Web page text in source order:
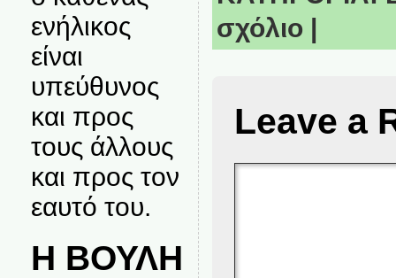
ενήλικος
είναι
υπεύθυνος
και προς
τους άλλους
και προς τον
εαυτό του.
Η ΒΟΥΛΗ
σχόλιο |
Leave a